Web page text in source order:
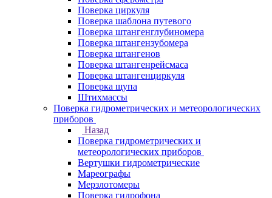
Поверка циркуля
Поверка шаблона путевого
Поверка штангенглубиномера
Поверка штангензубомера
Поверка штангенов
Поверка штангенрейсмаса
Поверка штангенциркуля
Поверка щупа
Штихмассы
Поверка гидрометрических и метеорологических
приборов
Назад
Поверка гидрометрических и
метеорологических приборов
Вертушки гидрометрические
Мареографы
Мерзлотомеры
Поверка гидрофона